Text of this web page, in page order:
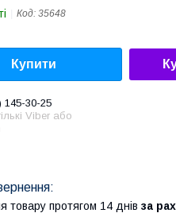
Код: 35648
Купити
145-30-25
Viber або
товару протягом 14 днів за